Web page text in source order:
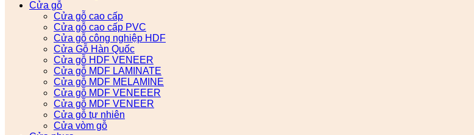
Cửa gỗ
Cửa gỗ cao cấp
Cửa gỗ cao cấp PVC
Cửa gỗ công nghiệp HDF
Cửa Gỗ Hàn Quốc
Cửa gỗ HDF VENEER
Cửa gỗ MDF LAMINATE
Cửa gỗ MDF MELAMINE
Cửa gỗ MDF VENEEER
Cửa gỗ MDF VENEER
Cửa gỗ tự nhiên
Cửa vòm gỗ